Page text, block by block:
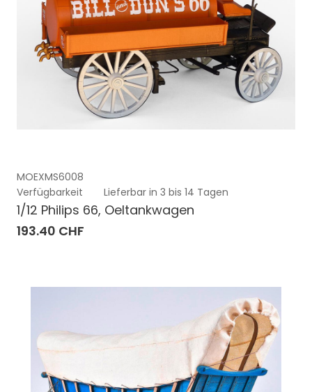
MOEXMS6008
Verfügbarkeit
Lieferbar in 3 bis 14 Tagen
1/12 Philips 66, Oeltankwagen
193.40 CHF